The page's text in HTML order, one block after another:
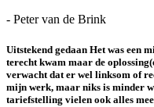
- Peter van de Brink
Uitstekend gedaan Het was een
terecht kwam maar de
verwacht dat er wel linksom of
mijn werk, maar niks is minder
tariefstelling vielen ook alles